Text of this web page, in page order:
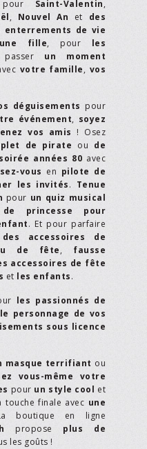
Saint-Valentin,
, Nouvel An et des
enterrements de vie
fille, pour les
un moment
votre famille, vos
déguisements pour
événement, soyez
vos amis ! Osez
de pirate ou de
années 80 avec
vous en pilote de
les invités. Tenue
pour un quiz musical
princesse pour
. Et pour parfaire
accessoires de
de fête, fausse
accessoires de fête
et les enfants.
les passionnés de
personnage de vos
sous licence
masque terrifiant ou
vous-même votre
pour un style cool et
touche finale avec une
boutique en ligne
propose plus de
les goûts !